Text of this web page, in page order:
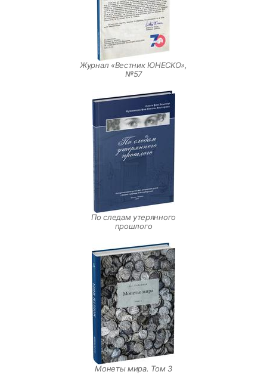
Журнал «Вестник ЮНЕСКО»,
№57
По следам утерянного
прошлого
Монеты мира. Том 3